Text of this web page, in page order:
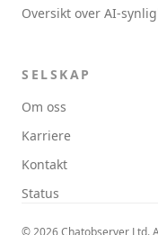
Oversikt over AI-
SELSKAP
Om oss
Karriere
Kontakt
Status
© 2026 Chatobserver Ltd.